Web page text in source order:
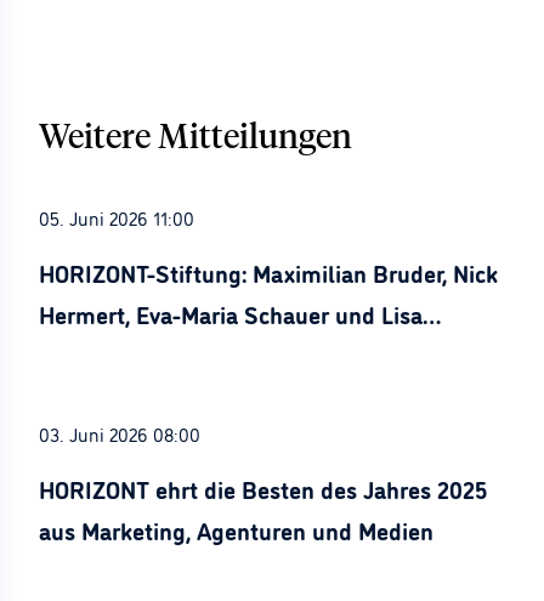
Weitere Mitteilungen
05. Juni 2026 11:00
HORIZONT-Stiftung: Maximilian Bruder, Nick
Hermert, Eva-Maria Schauer und Lisa
03. Juni 2026 08:00
HORIZONT ehrt die Besten des Jahres 2025
aus Marketing, Agenturen und Medien